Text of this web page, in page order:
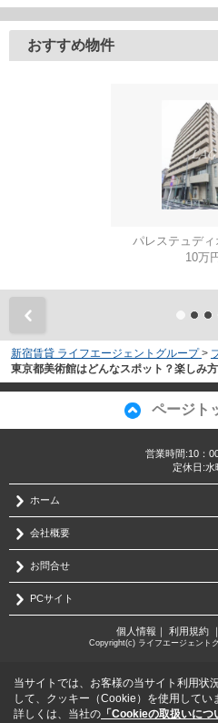
おすすめ物件
パレステュデ
10万
新宿賃貸 ライフエージェントグループ >
東京都美術館はどんなスポット？楽しみ方
ページト
営業時間:10：
定休日:水
ホーム
会社概要
お問合せ
PCサイト
個人情報 ｜ 利用規約｜
Copyright(c) ライフエージェント
当サイトでは、お客様の当サイト利用状
して、クッキー（Cookie）を使用してい
詳しくは、当社の 「Cookieの取扱いにつ